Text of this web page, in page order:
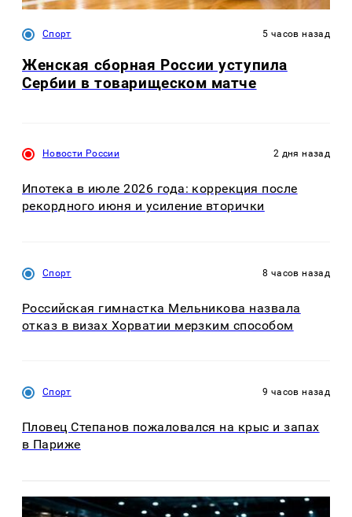
Спорт 5 часов назад
Женская сборная России уступила
Сербии в товарищеском матче
Новости России 2 дня назад
Ипотека в июле 2026 года: коррекция после
рекордного июня и усиление вторички
Спорт 8 часов назад
Российская гимнастка Мельникова назвала
отказ в визах Хорватии мерзким способом
Спорт 9 часов назад
Пловец Степанов пожаловался на крыс и запах
в Париже